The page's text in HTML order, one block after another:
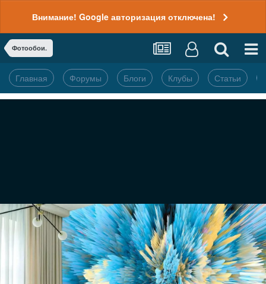
Внимание! Google авторизация отключена!
Фотообои.
Главная Форумы Блоги Клубы Статьи